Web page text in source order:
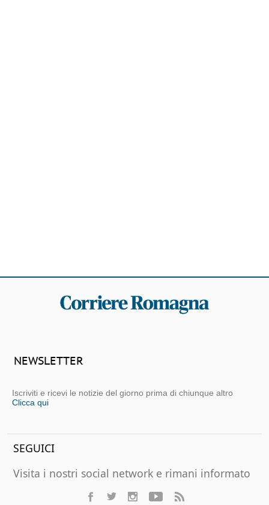
NEWSLETTER
Iscriviti e ricevi le notizie del giorno prima di chiunque altro
Clicca qui
SEGUICI
Visita i nostri social network e rimani informato